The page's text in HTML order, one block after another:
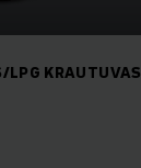
LPG KRAUTUVAS